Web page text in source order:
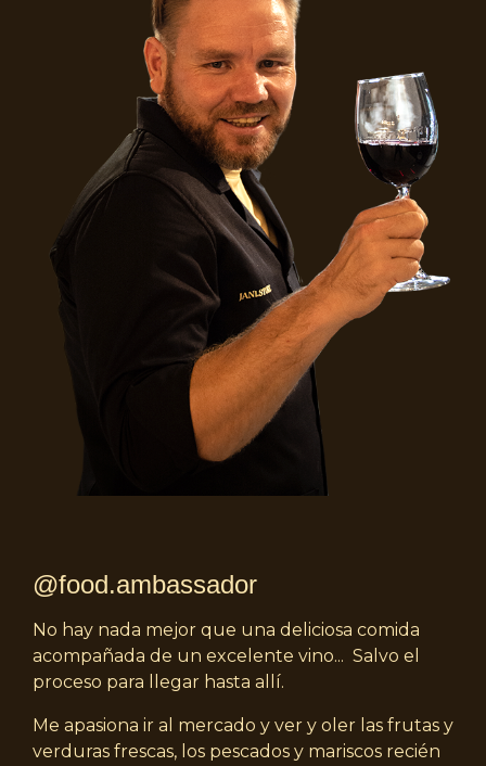
@food.ambassador
No hay nada mejor que una deliciosa comida
acompañada de un excelente vino... Salvo el
proceso para llegar hasta allí.
Me apasiona ir al mercado y ver y oler las frutas y
verduras frescas, los pescados y mariscos recién